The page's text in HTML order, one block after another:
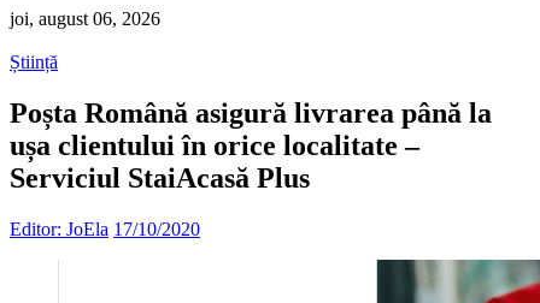
joi, august 06, 2026
Știință
Poșta Română asigură livrarea până la
ușa clientului în orice localitate –
Serviciul StaiAcasă Plus
Editor: JoEla 17/10/2020